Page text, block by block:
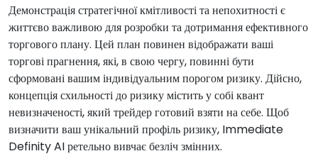
Демонстрація стратегічної кмітливості та непохитності є
життєво важливою для розробки та дотримання ефективного
торгового плану. Цей план повинен відображати ваші
торгові прагнення, які, в свою чергу, повинні бути
сформовані вашим індивідуальним порогом ризику. Дійсно,
концепція схильності до ризику містить у собі квант
невизначеності, який трейдер готовий взяти на себе. Щоб
визначити ваш унікальний профіль ризику, Immediate
Definity AI ретельно вивчає безліч змінних.